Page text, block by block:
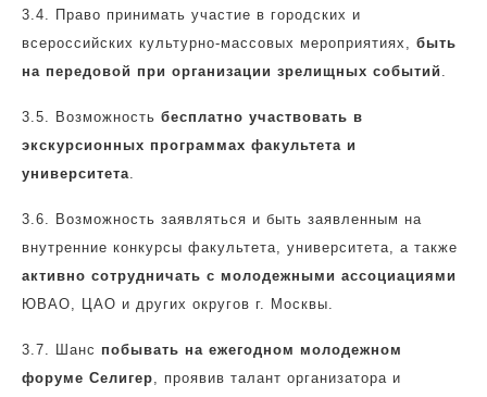
3.4. Право принимать участие в городских и
всероссийских культурно-массовых мероприятиях, быть
на передовой при организации зрелищных событий .
3.5. Возможность бесплатно участвовать в
экскурсионных программах факультета и
университета.
3.6. Возможность заявляться и быть заявленным на
внутренние конкурсы факультета, университета, а также
активно сотрудничать с молодежными ассоциациями
ЮВАО, ЦАО и других округов г. Москвы.
3.7. Шанс побывать на ежегодном молодежном
форуме Селигер, проявив талант организатора и